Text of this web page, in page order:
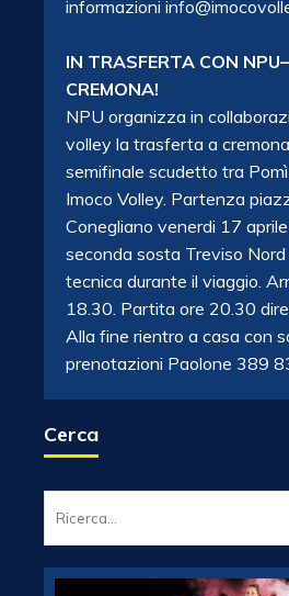
informazioni
IN TRASFERTA CON
CREMONA!
NPU organizza in
volley la trasferta a
semifinale scudetto tra
Imoco Volley. Partenza
Conegliano venerdi 17
seconda sosta Treviso
tecnica durante il viaggio.
18.30. Partita ore 20.30
Alla fine rientro a casa con
prenotazioni Paolone 389
Cerca